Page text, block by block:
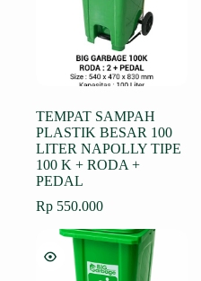
TEMPAT SAMPAH
PLASTIK BESAR 100
LITER NAPOLLY TIPE
100 K + RODA +
PEDAL
Rp 550.000